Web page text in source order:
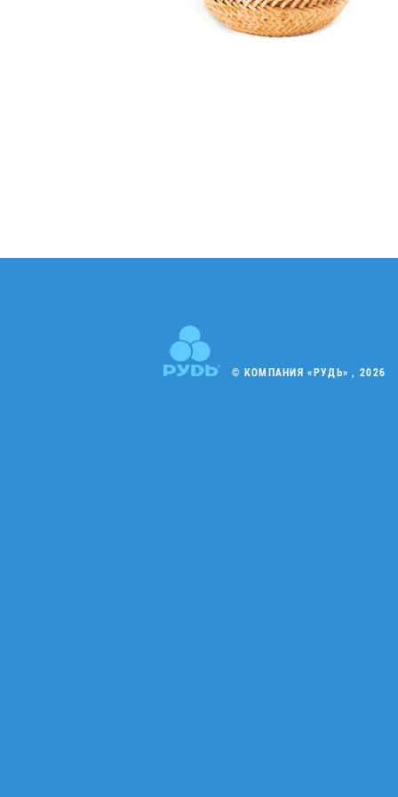
© КОМПАНИЯ «РУДЬ» , 2026